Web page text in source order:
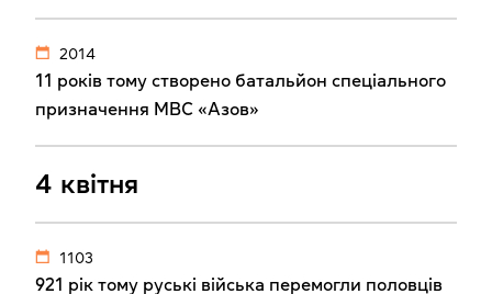
2014
11 років тому створено батальйон спеціального
призначення МВС «Азов»
4 квітня
1103
921 рік тому руські війська перемогли половців